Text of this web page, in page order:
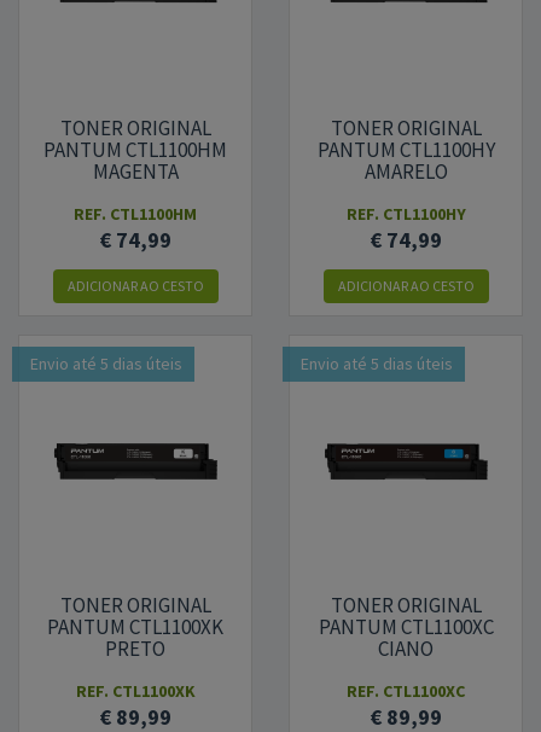
TONER ORIGINAL
PANTUM CTL1100HM
MAGENTA
REF. CTL1100HM
€ 74,99
ADICIONARAO CESTO
TONER ORIGINAL
PANTUM CTL1100HY
AMARELO
REF. CTL1100HY
€ 74,99
ADICIONARAO CESTO
Envio até 5 dias úteis
TONER ORIGINAL
PANTUM CTL1100XK
PRETO
REF. CTL1100XK
€ 89,99
Envio até 5 dias úteis
TONER ORIGINAL
PANTUM CTL1100XC
CIANO
REF. CTL1100XC
€ 89,99